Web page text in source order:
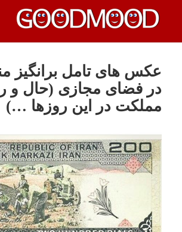
چیزای خووب مووب
عکس های تامل برانگیز
در فضای مجازی (حال و
مملکت در این روزها …)